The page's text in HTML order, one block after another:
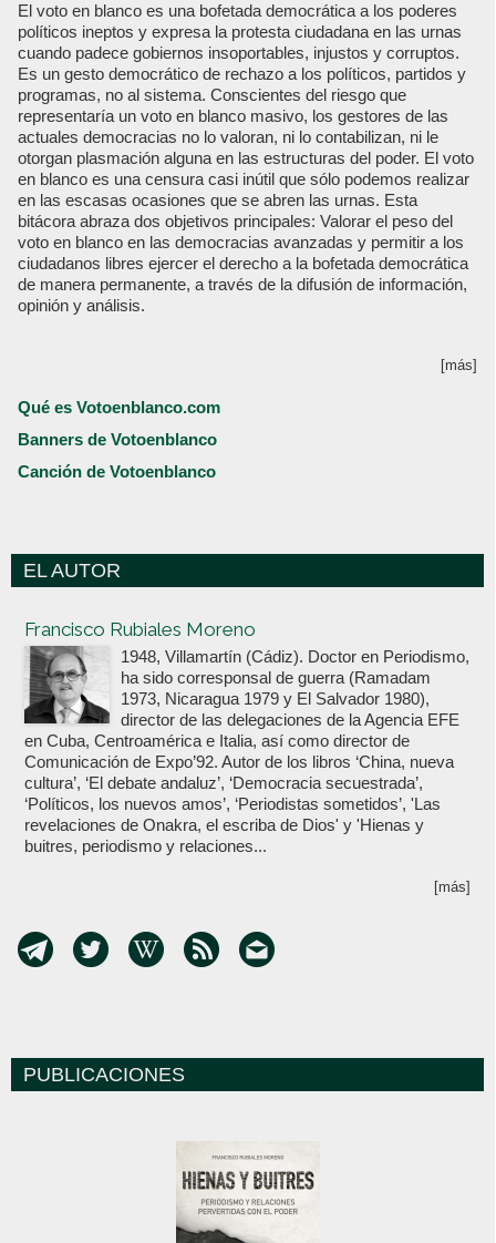
El voto en blanco es una bofetada democrática a los poderes
políticos ineptos y expresa la protesta ciudadana en las urnas
cuando padece gobiernos insoportables, injustos y corruptos.
Es un gesto democrático de rechazo a los políticos, partidos y
programas, no al sistema. Conscientes del riesgo que
representaría un voto en blanco masivo, los gestores de las
actuales democracias no lo valoran, ni lo contabilizan, ni le
otorgan plasmación alguna en las estructuras del poder. El voto
en blanco es una censura casi inútil que sólo podemos realizar
en las escasas ocasiones que se abren las urnas. Esta
bitácora abraza dos objetivos principales: Valorar el peso del
voto en blanco en las democracias avanzadas y permitir a los
ciudadanos libres ejercer el derecho a la bofetada democrática
de manera permanente, a través de la difusión de información,
opinión y análisis.
[más]
Qué es Votoenblanco.com
Banners de Votoenblanco
Canción de Votoenblanco
EL AUTOR
Francisco Rubiales Moreno
1948, Villamartín (Cádiz). Doctor en Periodismo,
ha sido corresponsal de guerra (Ramadam
1973, Nicaragua 1979 y El Salvador 1980),
director de las delegaciones de la Agencia EFE
en Cuba, Centroamérica e Italia, así como director de
Comunicación de Expo’92. Autor de los libros ‘China, nueva
cultura’, ‘El debate andaluz’, ‘Democracia secuestrada’,
‘Políticos, los nuevos amos’, ‘Periodistas sometidos’, 'Las
revelaciones de Onakra, el escriba de Dios' y 'Hienas y
buitres, periodismo y relaciones...
[más]
PUBLICACIONES